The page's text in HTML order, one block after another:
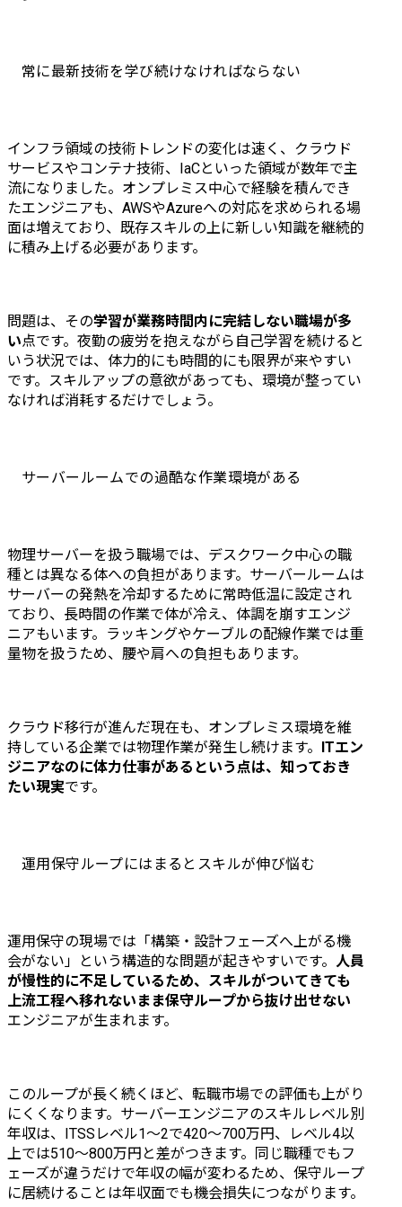
常に最新技術を学び続けなければならない
インフラ領域の技術トレンドの変化は速く、クラウド
サービスやコンテナ技術、IaCといった領域が数年で主
流になりました。オンプレミス中心で経験を積んでき
たエンジニアも、AWSやAzureへの対応を求められる場
面は増えており、既存スキルの上に新しい知識を継続的
に積み上げる必要があります。
問題は、その学習が業務時間内に完結しない職場が多
い点です。夜勤の疲労を抱えながら自己学習を続けると
いう状況では、体力的にも時間的にも限界が来やすい
です。スキルアップの意欲があっても、環境が整ってい
なければ消耗するだけでしょう。
サーバールームでの過酷な作業環境がある
物理サーバーを扱う職場では、デスクワーク中心の職
種とは異なる体への負担があります。サーバールームは
サーバーの発熱を冷却するために常時低温に設定され
ており、長時間の作業で体が冷え、体調を崩すエンジ
ニアもいます。ラッキングやケーブルの配線作業では重
量物を扱うため、腰や肩への負担もあります。
クラウド移行が進んだ現在も、オンプレミス環境を維
持している企業では物理作業が発生し続けます。 ITエン
ジニアなのに体力仕事があるという点は、知っておき
たい現実です。
運用保守ループにはまるとスキルが伸び悩む
運用保守の現場では「構築・設計フェーズへ上がる機
会がない」という構造的な問題が起きやすいです。
人員
が慢性的に不足しているため、スキルがついてきても
上流工程へ移れないまま保守ループから抜け出せない
エンジニアが生まれます。
このループが長く続くほど、転職市場での評価も上がり
にくくなります。サーバーエンジニアのスキルレベル別
年収は、ITSSレベル1〜2で420〜700万円、レベル4以
上では510〜800万円と差がつきます。同じ職種でもフ
ェーズが違うだけで年収の幅が変わるため、保守ループ
に居続けることは年収面でも機会損失につながります。